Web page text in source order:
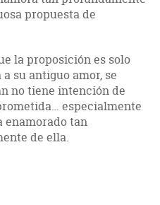
propuesta de
la proposición es solo
su antiguo amor, se
no tiene intención de
especialmente
enamorado tan
de ella.